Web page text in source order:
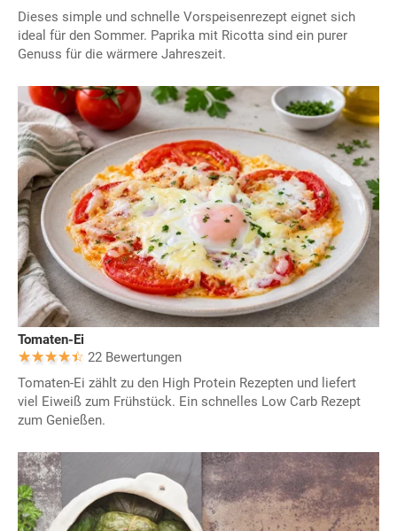
Dieses simple und schnelle Vorspeisenrezept eignet sich
ideal für den Sommer. Paprika mit Ricotta sind ein purer
Genuss für die wärmere Jahreszeit.
Tomaten-Ei
22 Bewertungen
Tomaten-Ei zählt zu den High Protein Rezepten und liefert
viel Eiweiß zum Frühstück. Ein schnelles Low Carb Rezept
zum Genießen.